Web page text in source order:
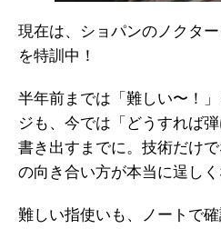
現在は、ショパンのノクタ
を特訓中！
半年前までは「難しい〜！
ジも、今では「どうすれば
書き出すまでに。技術だけ
の向き合い方が本当に逞しく
難しい指使いも、ノートで